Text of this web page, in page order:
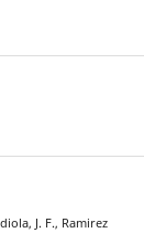
J. F., Ramirez